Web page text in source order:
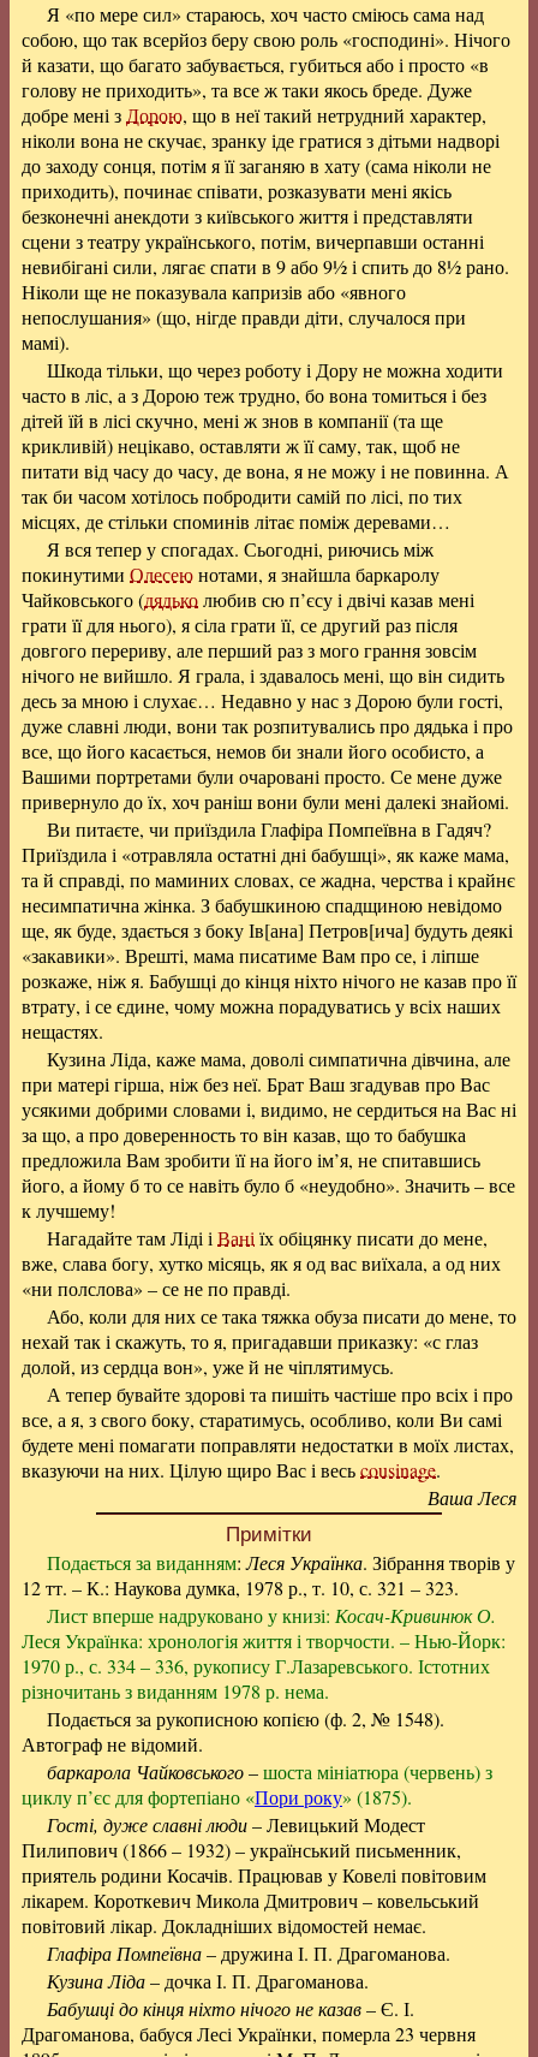
Я «по мере сил» стараюсь, хоч часто сміюсь сама над
собою, що так всерйоз беру свою роль «господині». Нічого
й казати, що багато забувається, губиться або і просто «в
голову не приходить», та все ж таки якось бреде. Дуже
добре мені з Дорою, що в неї такий нетрудний характер,
ніколи вона не скучає, зранку іде гратися з дітьми надворі
до заходу сонця, потім я її заганяю в хату (сама ніколи не
приходить), починає співати, розказувати мені якісь
безконечні анекдоти з київського життя і представляти
сцени з театру українського, потім, вичерпавши останні
невибігані сили, лягає спати в 9 або 9½ і спить до 8½ рано.
Ніколи ще не показувала капризів або «явного
непослушания» (що, нігде правди діти, случалося при
мамі).
Шкода тільки, що через роботу і Дору не можна ходити
часто в ліс, а з Дорою теж трудно, бо вона томиться і без
дітей їй в лісі скучно, мені ж знов в компанії (та ще
крикливій) нецікаво, оставляти ж її саму, так, щоб не
питати від часу до часу, де вона, я не можу і не повинна. А
так би часом хотілось побродити самій по лісі, по тих
місцях, де стільки споминів літає поміж деревами…
Я вся тепер у спогадах. Сьогодні, риючись між
покинутими Олесеюнотами, я знайшла баркаролу
Чайковського (дядьколюбив сю п’єсу і двічі казав мені
грати її для нього), я сіла грати її, се другий раз після
довгого перериву, але перший раз з мого грання зовсім
нічого не вийшло. Я грала, і здавалось мені, що він сидить
десь за мною і слухає… Недавно у нас з Дорою були гості,
дуже славні люди, вони так розпитувались про дядька і про
все, що його касається, немов би знали його особисто, а
Вашими портретами були очаровані просто. Се мене дуже
привернуло до їх, хоч раніш вони були мені далекі знайомі.
Ви питаєте, чи приїздила Глафіра Помпеївна в Гадяч?
Приїздила і «отравляла остатні дні бабушці», як каже мама,
та й справді, по маминих словах, се жадна, черства і крайнє
несимпатична жінка. З бабушкиною спадщиною невідомо
ще, як буде, здається з боку Ів[ана] Петров[ича] будуть деякі
«закавики». Врешті, мама писатиме Вам про се, і ліпше
розкаже, ніж я. Бабушці до кінця ніхто нічого не казав про її
втрату, і се єдине, чому можна порадуватись у всіх наших
нещастях.
Кузина Ліда, каже мама, доволі симпатична дівчина, але
при матері гірша, ніж без неї. Брат Ваш згадував про Вас
усякими добрими словами і, видимо, не сердиться на Вас ні
за що, а про доверенность то він казав, що то бабушка
предложила Вам зробити її на його ім’я, не спитавшись
його, а йому б то се навіть було б «неудобно». Значить – все
к лучшему!
Нагадайте там Ліді і Вані їх обіцянку писати до мене,
вже, слава богу, хутко місяць, як я од вас виїхала, а од них
«ни полслова» – се не по правді.
Або, коли для них се така тяжка обуза писати до мене, то
нехай так і скажуть, то я, пригадавши приказку: «с глаз
долой, из сердца вон», уже й не чіплятимусь.
А тепер бувайте здорові та пишіть частіше про всіх і про
все, а я, з свого боку, старатимусь, особливо, коли Ви самі
будете мені помагати поправляти недостатки в моїх листах,
вказуючи на них. Цілую щиро Вас і весьcousinage.
Ваша Леся
Примітки
Подається за виданням:Леся Українка. Зібрання творів у
12 тт. – К.: Наукова думка, 1978 р., т. 10, с. 321 – 323.
Лист вперше надруковано у книзі: Косач-Кривинюк О.
Леся Українка: хронологія життя і творчости. – Нью-Йорк:
1970 р., с. 334 – 336, рукопису Г.Лазаревського. Істотних
різночитань з виданням 1978 р. нема.
Подається за рукописною копією (ф. 2, № 1548).
Автограф не відомий.
баркарола Чайковського–шоста мініатюра (червень) з
циклу п’єс для фортепіано «Пори року» (1875).
Гості, дуже славні люди– Левицький Модест
Пилипович (1866 – 1932) – український письменник,
приятель родини Косачів. Працював у Ковелі повітовим
лікарем. Короткевич Микола Дмитрович – ковельський
повітовий лікар. Докладніших відомостей немає.
Глафіра Помпеївна– дружина І. П. Драгоманова.
Кузина Ліда– дочка І. П. Драгоманова.
Бабушці до кінця ніхто нічого не казав– Є. І.
Драгоманова, бабуся Лесі Українки, померла 23 червня